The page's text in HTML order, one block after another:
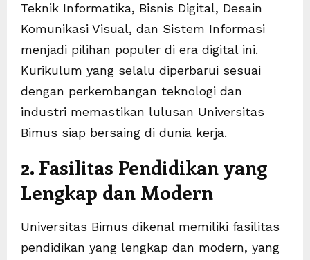
Teknik Informatika, Bisnis Digital, Desain
Komunikasi Visual, dan Sistem Informasi
menjadi pilihan populer di era digital ini.
Kurikulum yang selalu diperbarui sesuai
dengan perkembangan teknologi dan
industri memastikan lulusan Universitas
Bimus siap bersaing di dunia kerja.
2. Fasilitas Pendidikan yang
Lengkap dan Modern
Universitas Bimus dikenal memiliki fasilitas
pendidikan yang lengkap dan modern, yang